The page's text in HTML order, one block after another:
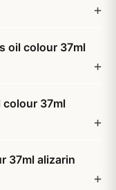
oil colour 37ml
37ml
37ml alizarin